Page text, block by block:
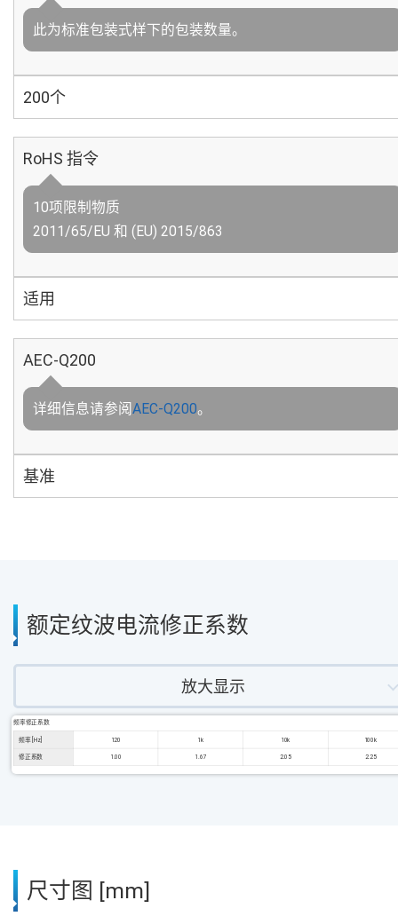
此为标准包装式样下的包装数量。
200个
RoHS 指令
10项限制物质
2011/65/EU 和 (EU) 2015/863
适用
AEC-Q200
详细信息请参阅AEC-Q200。
基准
额定纹波电流修正系数
放大显示
频率修正系数
频率 [Hz] 120 1k 10k 100k
修正系数 1.00 1.67 2.05 2.25
尺寸图 [mm]